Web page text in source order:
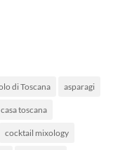
di Toscana asparagi
casa toscana
cocktail mixology